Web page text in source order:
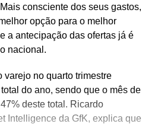
consciente dos seus gastos,
opção para o melhor
a antecipação das ofertas já é
nacional.
varejo no quarto trimestre
do ano, sendo que o mês de
deste total. Ricardo
Intelligence da GfK, explica que